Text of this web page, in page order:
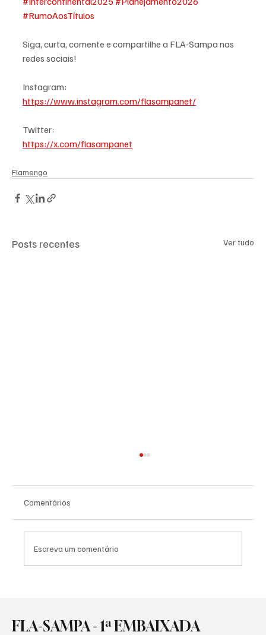
#RumoAosTítulos
Siga, curta, comente e compartilhe a FLA-Sampa nas
redes sociais!
Instagram:
https://www.instagram.com/flasampanet/
Twitter:
https://x.com/flasampanet
Flamengo
Posts recentes Ver tudo
Comentários
Escreva um comentário
FLA-SAMPA - 1ª EMBAIXADA